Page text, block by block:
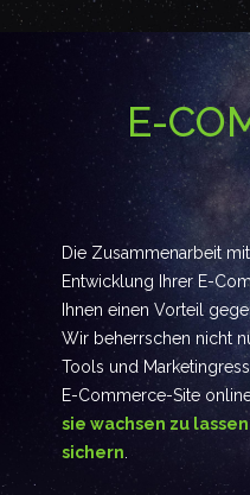
E-
Die Zusammenarbeit
Entwicklung Ihrer E-
Ihnen einen Vorteil
Wir beherrschen nicht
Tools und
E-Commerce-Site
sie wachsen zu
sichern